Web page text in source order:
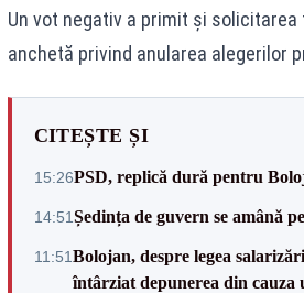
Un vot negativ a primit şi
anchetă privind anularea alegerilor
CITEȘTE ȘI
15:26PSD, replică dură pentru
14:51Ședința de guvern se amână
11:51Bolojan, despre legea
întârziat depunerea din